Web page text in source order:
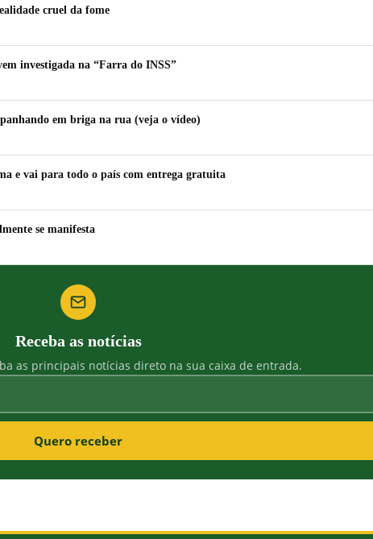
cruel da fome
investigada na “Farra do INSS”
em briga na rua (veja o vídeo)
e vai para todo o país com entrega gratuita
se manifesta
Receba as notícias
as principais notícias direto na sua caixa de entrada.
Quero receber